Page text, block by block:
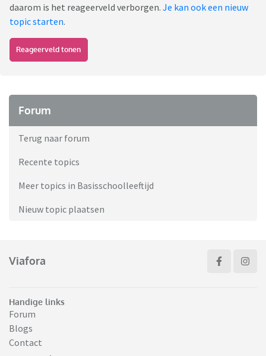
daarom is het reageerveld verborgen. Je kan ook een nieuw
topic starten.
Reageerveld tonen
Forum
Terug naar forum
Recente topics
Meer topics in Basisschoolleeftijd
Nieuw topic plaatsen
Viafora
Handige links
Forum
Blogs
Contact